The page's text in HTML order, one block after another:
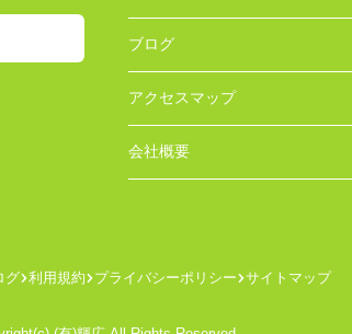
ブログ
アクセスマップ
会社概要
グ 利用規約 プライバシーポリシー サイトマップ